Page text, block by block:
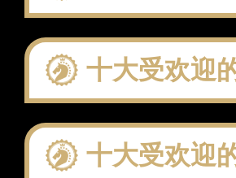
十大受欢迎的进
十大受欢迎的